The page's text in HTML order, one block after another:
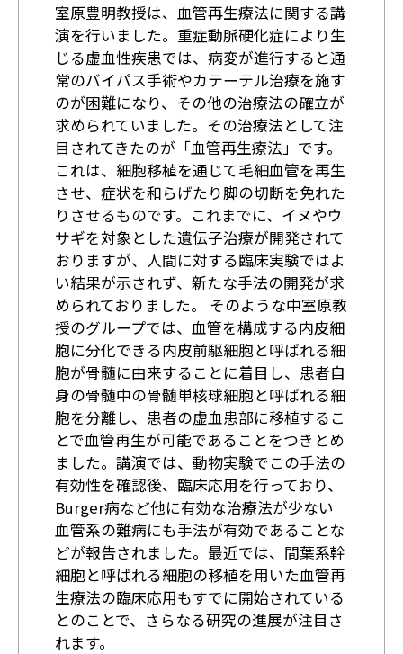
室原豊明教授は、血管再生療法に関する講
演を行いました。重症動脈硬化症により生
じる虚血性疾患では、病変が進行すると通
常のバイパス手術やカテーテル治療を施す
のが困難になり、その他の治療法の確立が
求められていました。その治療法として注
目されてきたのが「血管再生療法」です。
これは、細胞移植を通じて毛細血管を再生
させ、症状を和らげたり脚の切断を免れた
りさせるものです。これまでに、イヌやウ
サギを対象とした遺伝子治療が開発されて
おりますが、人間に対する臨床実験ではよ
い結果が示されず、新たな手法の開発が求
められておりました。 そのような中室原教
授のグループでは、血管を構成する内皮細
胞に分化できる内皮前駆細胞と呼ばれる細
胞が骨髄に由来することに着目し、患者自
身の骨髄中の骨髄単核球細胞と呼ばれる細
胞を分離し、患者の虚血患部に移植するこ
とで血管再生が可能であることをつきとめ
ました。講演では、動物実験でこの手法の
有効性を確認後、臨床応用を行っており、
Burger病など他に有効な治療法が少ない
血管系の難病にも手法が有効であることな
どが報告されました。最近では、間葉系幹
細胞と呼ばれる細胞の移植を用いた血管再
生療法の臨床応用もすでに開始されている
とのことで、さらなる研究の進展が注目さ
れます。